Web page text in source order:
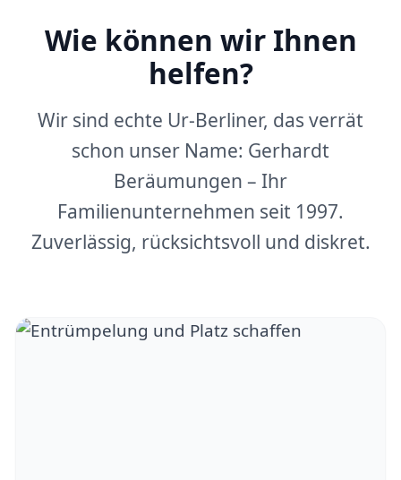
Wie können wir Ihnen
helfen?
Wir sind echte Ur-Berliner, das verrät
schon unser Name: Gerhardt
Beräumungen – Ihr
Familienunternehmen seit 1997.
Zuverlässig, rücksichtsvoll und diskret.